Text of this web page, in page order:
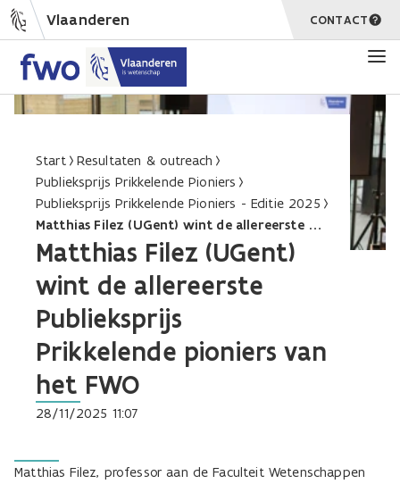
Vlaanderen CONTACT
Start
Resultaten & outreach
Publieksprijs Prikkelende Pioniers
Publieksprijs Prikkelende Pioniers - Editie 2025
Matthias Filez (UGent) wint de allereerste Publieksprijs Prikkelende pioniers van het FWO
Matthias Filez (UGent)
wint de allereerste
Publieksprijs
Prikkelende pioniers van
het FWO
28/11/2025 11:07
Matthias Filez, professor aan de Faculteit Wetenschappen